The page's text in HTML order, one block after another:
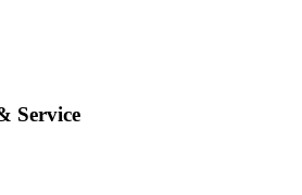
Service